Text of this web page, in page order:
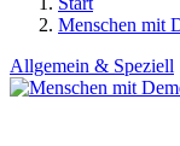
Menschen mit
Allgemein & Speziell